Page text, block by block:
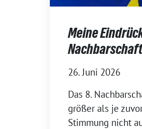
Meine
26. Juni 2026
Das 8.
größer als je
Stimmung nicht